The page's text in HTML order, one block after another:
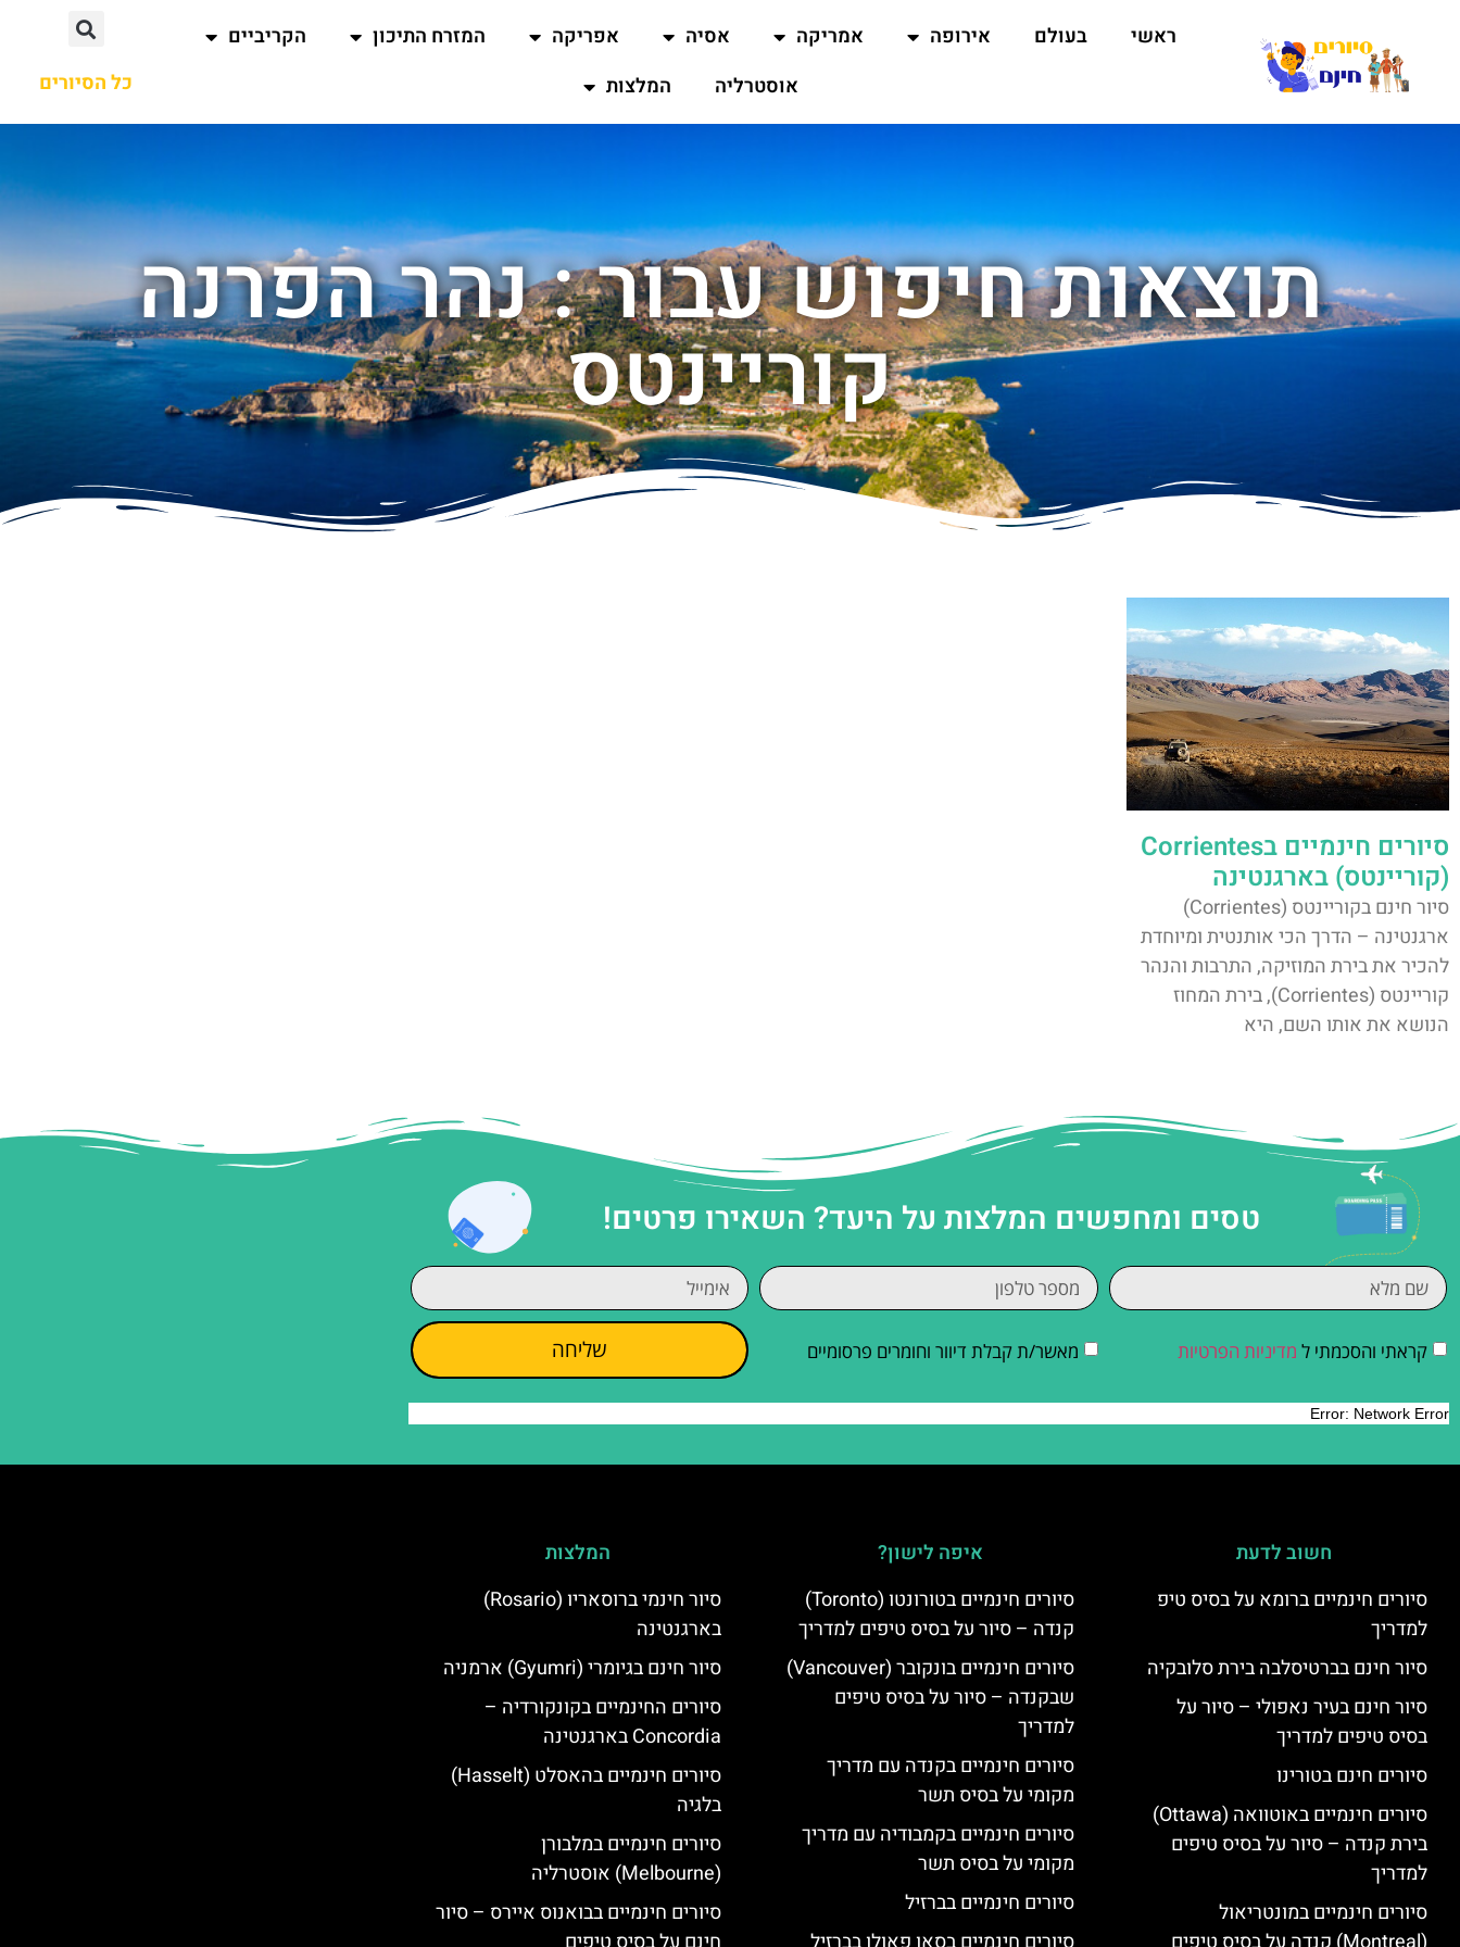
ראשי בעולם אירופה אמריקה אסיה אפריקה המזרח התיכון
הקריביים
אוסטרליה
המלצות כל הסיורים
תוצאות חיפוש עבור : נהר הפרנה
קוריינטס
סיורים חינמיים בCorrientes
(קוריינטס) בארגנטינה
סיור חינם בקוריינטס (Corrientes)
ארגנטינה – הדרך הכי אותנטית ומיוחדת
להכיר את בירת המוזיקה, התרבות והנהר
קוריינטס (Corrientes), בירת המחוז
הנושא את אותו השם, היא
טסים ומחפשים המלצות על היעד? השאירו פרטים!
קראתי והסכמתי ל מדיניות הפרטיות מאשר/ת קבלת דיוור וחומרים פרסומיים שליחה
חשוב לדעת
סיורים חינמיים ברומא על בסיס טיפ
למדריך
סיור חינם בברטיסלבה בירת סלובקיה
סיור חינם בעיר נאפולי – סיור על
בסיס טיפים למדריך
סיורים חינם בטורינו
סיורים חינמיים באוטוואה (Ottawa)
בירת קנדה – סיור על בסיס טיפים
למדריך
סיורים חינמיים במונטריאול
איפה לישון?
סיורים חינמיים בטורונטו (Toronto)
קנדה – סיור על בסיס טיפים למדריך
סיורים חינמיים בונקובר (Vancouver)
שבקנדה – סיור על בסיס טיפים
למדריך
סיורים חינמיים בקנדה עם מדריך
מקומי על בסיס תשר
סיורים חינמיים בקמבודיה עם מדריך
מקומי על בסיס תשר
סיורים חינמיים בברזיל
המלצות
סיור חינמי ברוסאריו (Rosario)
בארגנטינה
סיור חינם בגיומרי (Gyumri) ארמניה
סיורים החינמיים בקונקורדיה –
Concordia בארגנטינה
סיורים חינמיים בהאסלט (Hasselt)
בלגיה
סיורים חינמיים במלבורן
(Melbourne) אוסטרליה
סיורים חינמיים בבואנוס איירס – סיור